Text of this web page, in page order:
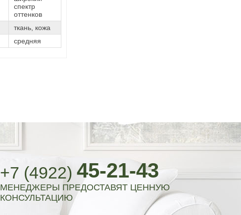
спектр
оттенков
ткань, кожа
средняя
+7 (4922) 45-21-43
МЕНЕДЖЕРЫ ПРЕДОСТАВЯТ ЦЕННУЮ
КОНСУЛЬТАЦИЮ